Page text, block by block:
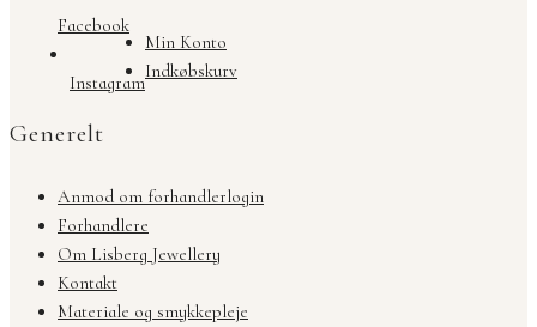
Facebook
Instagram
Min Konto
Indkøbskurv
Generelt
Anmod om forhandlerlogin
Forhandlere
Om Lisberg Jewellery
Kontakt
Materiale og smykkepleje